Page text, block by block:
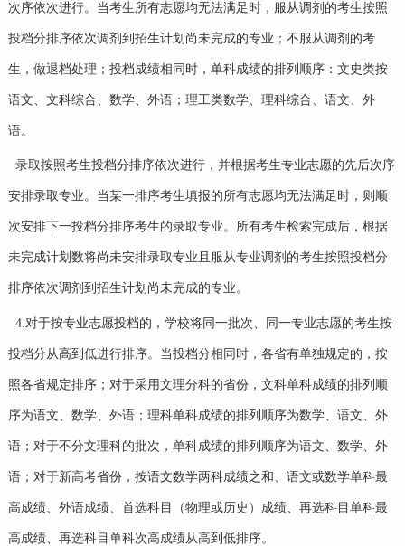
次序依次进行。当考生所有志愿均无法满足时，服从调剂的考生按照
投档分排序依次调剂到招生计划尚未完成的专业；不服从调剂的考
生，做退档处理；投档成绩相同时，单科成绩的排列顺序：文史类按
语文、文科综合、数学、外语；理工类数学、理科综合、语文、外
语。
录取按照考生投档分排序依次进行，并根据考生专业志愿的先后次序
安排录取专业。当某一排序考生填报的所有志愿均无法满足时，则顺
次安排下一投档分排序考生的录取专业。所有考生检索完成后，根据
未完成计划数将尚未安排录取专业且服从专业调剂的考生按照投档分
排序依次调剂到招生计划尚未完成的专业。
4.对于按专业志愿投档的，学校将同一批次、同一专业志愿的考生按
投档分从高到低进行排序。当投档分相同时，各省有单独规定的，按
照各省规定排序；对于采用文理分科的省份，文科单科成绩的排列顺
序为语文、数学、外语；理科单科成绩的排列顺序为数学、语文、外
语；对于不分文理科的批次，单科成绩的排列顺序为语文、数学、外
语；对于新高考省份，按语文数学两科成绩之和、语文或数学单科最
高成绩、外语成绩、首选科目（物理或历史）成绩、再选科目单科最
高成绩、再选科目单科次高成绩从高到低排序。